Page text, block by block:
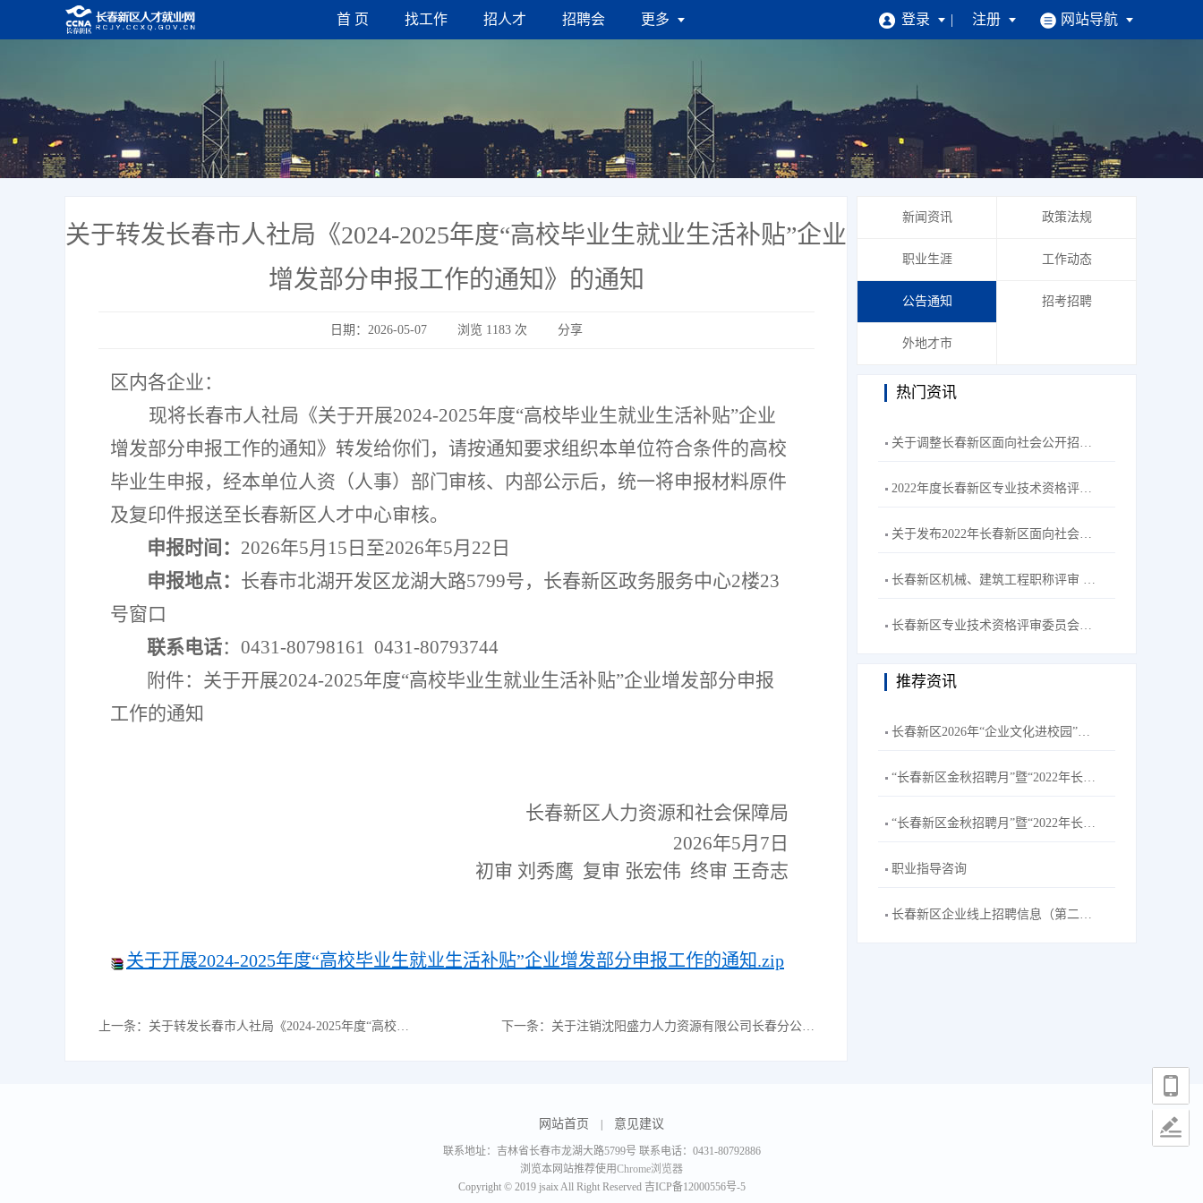
首 页 找工作 招人才 招聘会 更多 登录 注册 网站导航
求职找工作
注册简历 找工作 | 掌上求职
企业招人才
企业注册 掌上招聘
关于转发长春市人社局《2024-2025年度“高校毕业生就业生活补贴”企业
增发部分申报工作的通知》的通知
日期：2026-05-07 浏览 1183次 分享
区内各企业：
现将长春市人社局 《关于开展2024-2025年度“高校毕业生就业生活补贴”企业
增发部分申报工作的通知》 转发给你们，请按通知要求组织本单位符合条件的高校
毕业生申报， 经本单位人资（人事）部门审核、 内部公示后， 统一将申报材料原件
及复印件报送至长春新区人才中心审核。
申报时间： 2026年5月 15 日至2026年5月 22 日
申报地点： 长春市北湖开发区龙湖大路5799号，长春新区政务服务中心2楼23
号窗口
联系电话： 0431-80798161 0431-80793744
附件： 关于开展2024-2025年度“高校毕业生就业生活补贴”企业增发部分申报
工作的通知
长春新区人力资源和社会保障局
2026年5月 7 日
初审 刘秀鹰 复审 张宏伟 终审 王奇志
关于开展2024-2025年度“高校毕业生就业生活补贴”企业增发部分申报工作的通知.zip
上一条： 关于转发长春市人社局《2024-2025年度“高校毕业生就业生活补贴”科研院所和高校增发部分申报工作的通知》的通知 下一条： 关于注销沈阳盛力人力资源有限公司长春分公司等4家机构《人力资源服务许可证》的公告
新闻资讯 政策法规
职业生涯 工作动态
公告通知 招考招聘
外地才市
热门资讯
关于调整长春新区面向社会公开招聘工作人员笔试形式为线上笔试的通知
2022年度长春新区专业技术资格评审委员会机械、建筑工程专业评审拟通过人员名单公示
关于发布2022年长春新区面向社会公开招聘卫生系统工作人员笔试成绩的公告
长春新区机械、建筑工程职称评审 视频答辩通知
长春新区专业技术资格评审委员会医药、电子工程专业评审拟通过人员名单公示
推荐资讯
长春新区2026年“企业文化进校园”春季巡展活动
“长春新区金秋招聘月”暨“2022年长春新区招聘高校毕业生秋季专场”主题网络双选会--长春理工大学站活动公告
“长春新区金秋招聘月”暨“2022年长春新区招聘高校毕业生秋季专场”主题网络双选会--长春工业大学站活动公告
职业指导咨询
长春新区企业线上招聘信息（第二十五期）
网站首页 | 意见建议
联系地址：吉林省长春市龙湖大路5799号 联系电话：0431-80792886
浏览本网站推荐使用Chrome浏览器
Copyright © 2019 jsaix All Right Reserved 吉ICP备12000556号-5